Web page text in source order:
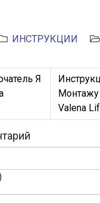
ИНСТРУКЦИИ
выключатель Я
Я
Монтажу
Valena